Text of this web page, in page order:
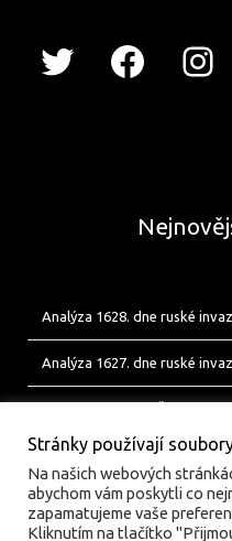
Analýza 1628. dne ruské
Analýza 1627. dne ruské
Stránky používají
Na našich webových
abychom vám poskytli co
zapamatujeme vaše
Kliknutím na tlačítko